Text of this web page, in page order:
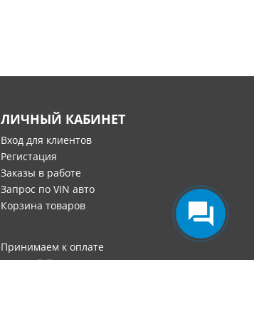
ЛИЧНЫЙ КАБИНЕТ
Вход для клиентов
Регистация
Заказы в работе
Запрос по VIN авто
Корзина товаров
Принимаем к оплате